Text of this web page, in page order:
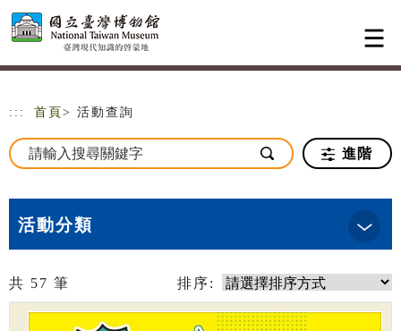
跳到主要內容
網站導覽
::: 首頁 > 活動查詢
進階
活動分類
共 57 筆 排序: